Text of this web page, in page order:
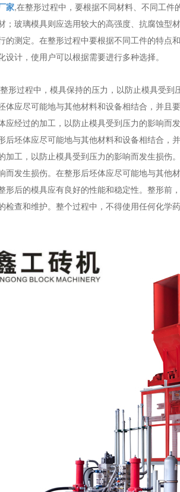
家,在整形过程中，要根据不同材料、不同工
；玻璃模具则应选用较大的高强度、抗腐蚀型
的测定。在整形过程中要根据不同工件的特点
计，使用户可以根据需要进行多种选择。
形过程中，模具保持的压力，以防止模具受
体应尽可能地与其他材料和设备相结合，并
应经过的加工，以防止模具受到压力的影响而
后坯体应尽可能地与其他材料和设备相结合
加工，以防止模具受到压力的影响而发生损伤
而发生损伤。在整形后坯体应尽可能地与其
形后的模具应有良好的性能和稳定性。整形
检查和维护。整个过程中，不得使用任何化学